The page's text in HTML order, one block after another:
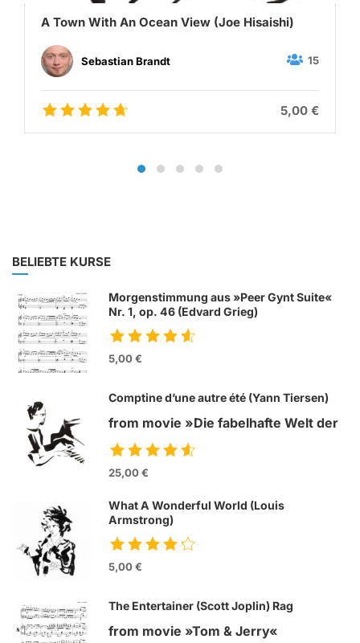
A Town With An Ocean View (Joe Hisaishi)
Sebastian Brandt 15
5,00 €
BELIEBTE KURSE
Morgenstimmung aus »Peer Gynt Suite«
Nr. 1, op. 46 (Edvard Grieg)
5,00 €
Comptine d’une autre été (Yann Tiersen)
from movie »Die fabelhafte Welt der
Amelie«
25,00 €
What A Wonderful World (Louis
Armstrong)
5,00 €
The Entertainer (Scott Joplin) Rag
from movie »Tom & Jerry«